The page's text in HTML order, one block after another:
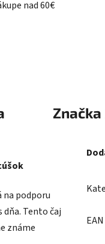
nad 60€
Značka
na podporu
Tento čaj
známe
EAN